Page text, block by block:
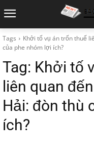
Tags
Khởi tố vụ án trốn thuế
của phe nhóm lợi ích?
Tag: Khởi tố
liên quan
Hải: đòn thù
ích?